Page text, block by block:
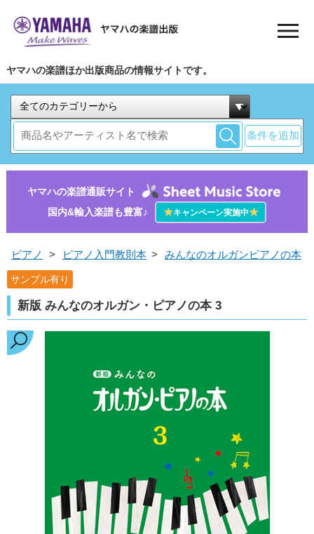
ヤマハの楽譜ほか出版商品の情報サイトです。
条件を追加
ヤマハの楽譜通販サイト
国内&輸入楽譜も豊富♪
★キャンペーン実施中★
ピアノ > ピアノ入門教則本 > みんなのオルガンピアノの本
サンプル有り
新版 みんなのオルガン・ピアノの本 3